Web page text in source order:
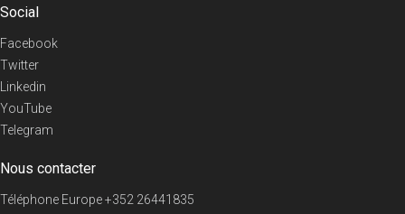
Social
Facebook
Twitter
Linkedin
YouTube
Telegram
Nous contacter
Téléphone Europe+352 26441835